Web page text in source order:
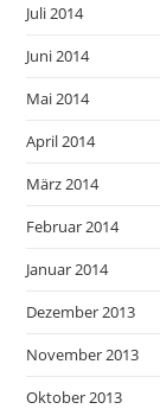
Juli 2014
Juni 2014
Mai 2014
April 2014
März 2014
Februar 2014
Januar 2014
Dezember 2013
November 2013
Oktober 2013